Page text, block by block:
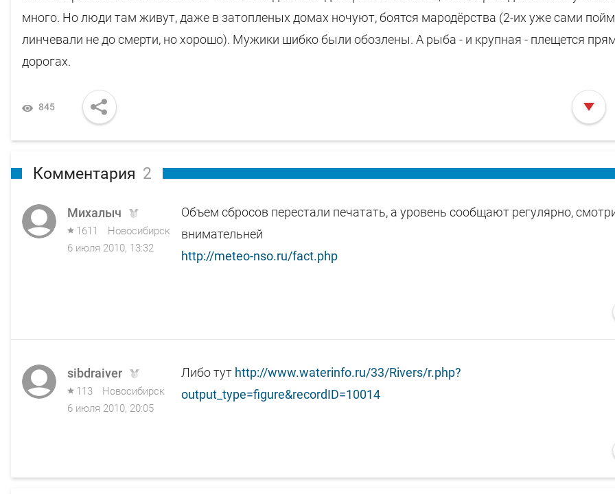
много. Но люди там живут, даже в затопленых домах ночуют, боятся мародёрства (2-их уже сами
линчевали не до смерти, но хорошо). Мужики шибко были обозлены. А рыба - и крупная - плещется
дорогах.
845
Комментария 2
Михалыч
1611
Новосибирск
6 июля 2010, 13:32
Объем сбросов перестали печатать, а уровень сообщают регулярно,
внимательней
http://meteo-nso.ru/fact.php
sibdraiver
113
Новосибирск
6 июля 2010, 20:05
Либо тут http://www.waterinfo.ru/33/Rivers/r.php?
output_type=figure&recordID=10014